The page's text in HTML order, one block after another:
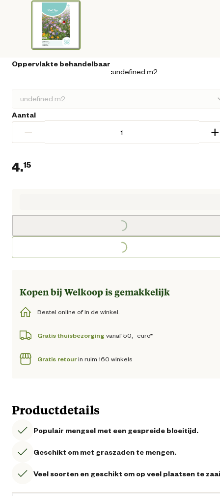
Oppervlakte behandelbaar
:undefined m2
Aantal
− +
4.15
Loading...
Loading...
Kopen bij Welkoop is gemakkelijk
Bestel online of in de winkel.
Gratis thuisbezorging vanaf 50,- euro*
Gratis retourin ruim 160 winkels
Productdetails
Populair mengsel met een gespreide bloeitijd.
Geschikt om met graszaden te mengen.
Veel soorten en geschikt om op veel plaatsen te